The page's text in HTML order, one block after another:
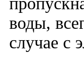
воды,
случае с